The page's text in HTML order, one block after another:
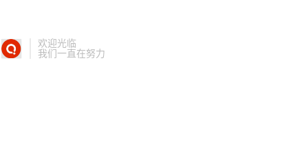
欢迎光临
我们一直在努力